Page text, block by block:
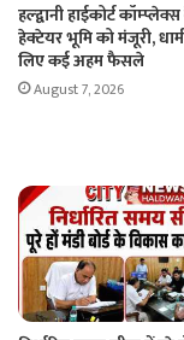
हल्द्वानी हाईकोर्ट
हेक्टेयर भूमि को मंजूरी,
लिए कई अहम फैसले
August 7, 2026